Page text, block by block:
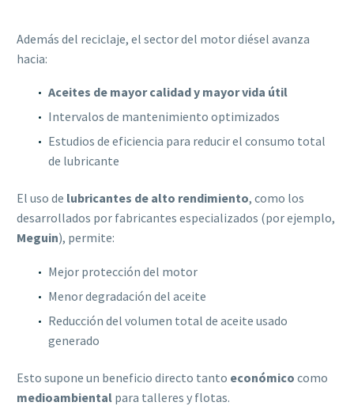
Además del reciclaje, el sector del motor diésel avanza
hacia:
Aceites de mayor calidad y mayor vida útil
Intervalos de mantenimiento optimizados
Estudios de eficiencia para reducir el consumo total
de lubricante
El uso de lubricantes de alto rendimiento, como los
desarrollados por fabricantes especializados (por ejemplo,
Meguin), permite:
Mejor protección del motor
Menor degradación del aceite
Reducción del volumen total de aceite usado
generado
Esto supone un beneficio directo tanto económico como
medioambiental para talleres y flotas.